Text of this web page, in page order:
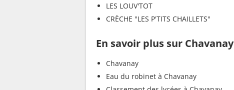
LES LOUV'TOT
CRÈCHE "LES P'TITS CHAILLETS"
En savoir plus sur Chavanay
Chavanay
Eau du robinet à Chavanay